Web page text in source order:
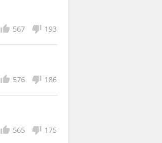
567
193
576
186
565
175